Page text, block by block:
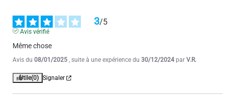
5 /5
Avis vérifié
Excellente qualité
30/05/2021 , suite à une expérience du 21/03/2021 A.A.
Utile(0) Signaler
3/5
Avis vérifié
Même chose
Avis du 08/01/2025 , suite à une expérience du 30/12/2024 par V.R.
Utile(0) Signaler